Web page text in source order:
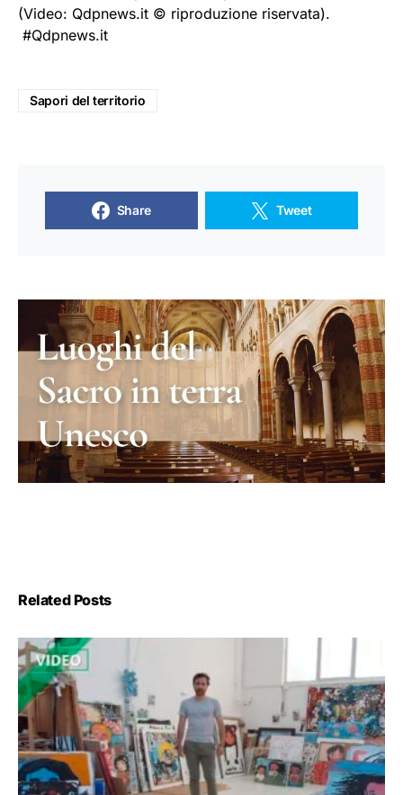
(Video: Qdpnews.it © riproduzione riservata).
#Qdpnews.it
Sapori del territorio
Share Tweet
Related Posts